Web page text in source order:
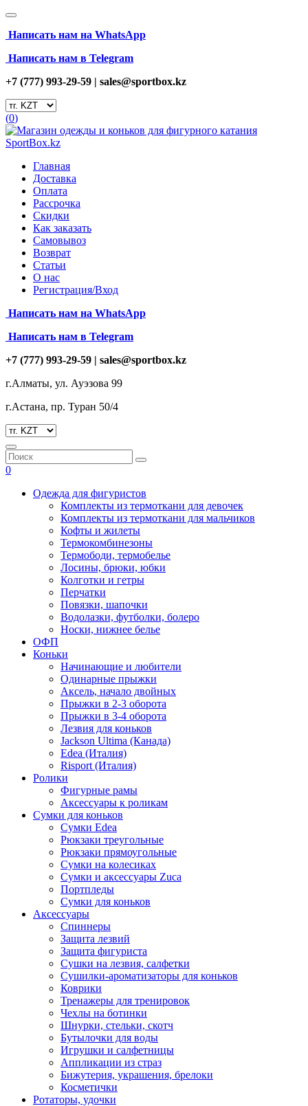
Написать нам на WhatsApp
Написать нам в Telegram
+7 (777) 993-29-59 | sales@sportbox.kz
(0)
Главная
Доставка
Оплата
Рассрочка
Скидки
Как заказать
Самовывоз
Возврат
Статьи
О нас
Регистрация/Вход
Написать нам на WhatsApp
Написать нам в Telegram
+7 (777) 993-29-59 | sales@sportbox.kz
г.Алматы, ул. Ауэзова 99
г.Астана, пр. Туран 50/4
0
Одежда для фигуристов
Комплекты из термоткани для девочек
Комплекты из термоткани для мальчиков
Кофты и жилеты
Термокомбинезоны
Термободи, термобелье
Лосины, брюки, юбки
Колготки и гетры
Перчатки
Повязки, шапочки
Водолазки, футболки, болеро
Носки, нижнее белье
ОФП
Коньки
Начинающие и любители
Одинарные прыжки
Аксель, начало двойных
Прыжки в 2-3 оборота
Прыжки в 3-4 оборота
Лезвия для коньков
Jackson Ultima (Канада)
Edea (Италия)
Risport (Италия)
Ролики
Фигурные рамы
Аксессуары к роликам
Сумки для коньков
Сумки Edea
Рюкзаки треугольные
Рюкзаки прямоугольные
Сумки на колесиках
Сумки и аксессуары Zuca
Портпледы
Сумки для коньков
Аксессуары
Спиннеры
Защита лезвий
Защита фигуриста
Сушки на лезвия, салфетки
Сушилки-ароматизаторы для коньков
Коврики
Тренажеры для тренировок
Чехлы на ботинки
Шнурки, стельки, скотч
Бутылочки для воды
Игрушки и салфетницы
Аппликации из страз
Бижутерия, украшения, брелоки
Косметички
Ротаторы, удочки